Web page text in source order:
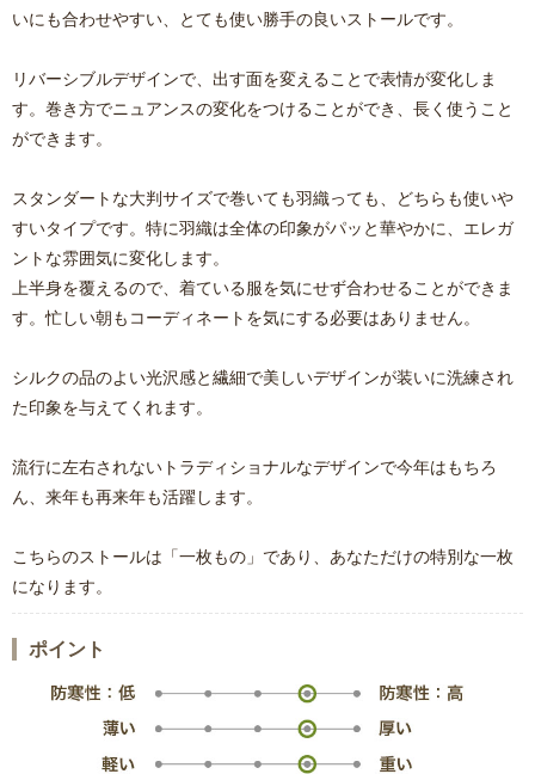
ポイント
いにも合わせやすい、とても使い勝手の良いストールです。
リバーシブルデザインで、出す面を変えることで表情が変化しま
す。巻き方でニュアンスの変化をつけることができ、長く使うこと
ができます。
スタンダートな大判サイズで巻いても羽織っても、どちらも使いや
すいタイプです。特に羽織は全体の印象がパッと華やかに、エレガ
ントな雰囲気に変化します。
上半身を覆えるので、着ている服を気にせず合わせることができま
す。忙しい朝もコーディネートを気にする必要はありません。
シルクの品のよい光沢感と繊細で美しいデザインが装いに洗練され
た印象を与えてくれます。
流行に左右されないトラディショナルなデザインで今年はもちろ
ん、来年も再来年も活躍します。
こちらのストールは「一枚もの」であり、あなただけの特別な一枚
になります。